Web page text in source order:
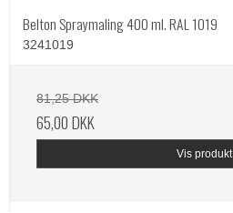
Belton Spraymaling 400 ml. RAL 1019
3241019
81,25 DKK
65,00 DKK
Vis produkt